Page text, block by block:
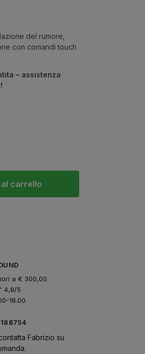
del rumore,
con comandi touch
– assistenza
carrello
a € 300,00
4,8/5
18.00
Fabrizio su